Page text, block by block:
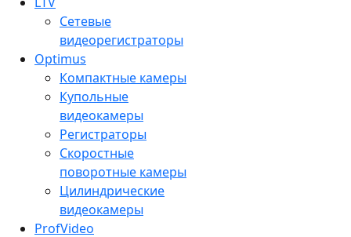
Сетевые
видеорегистраторы
Optimus
Компактные камеры
Купольные
видеокамеры
Регистраторы
Скоростные
поворотные камеры
Цилиндрические
видеокамеры
ProfVideo